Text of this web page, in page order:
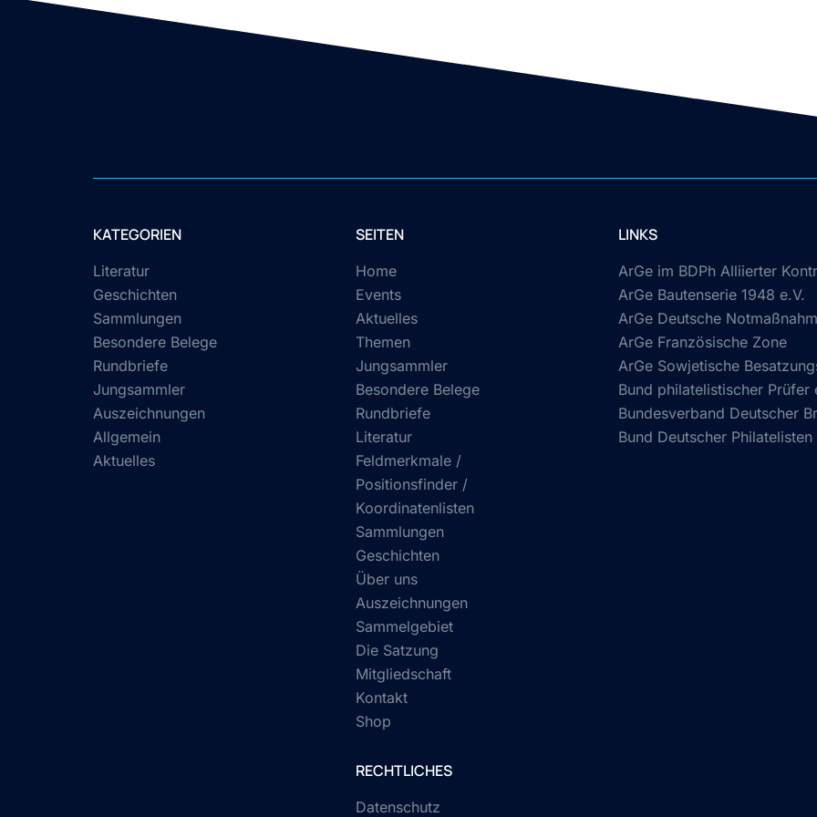
KATEGORIEN
Literatur
Geschichten
Sammlungen
Besondere Belege
Rundbriefe
Jungsammler
Auszeichnungen
Allgemein
Aktuelles
SEITEN
Home
Events
Aktuelles
Themen
Jungsammler
Besondere Belege
Rundbriefe
Literatur
Feldmerkmale /
Positionsfinder /
Koordinatenlisten
Sammlungen
Geschichten
Über uns
Auszeichnungen
Sammelgebiet
Die Satzung
Mitgliedschaft
Kontakt
Shop
RECHTLICHES
Datenschutz
LINKS
ArGe im BDPh Alliierter
ArGe Bautenserie 1948 e.V.
ArGe Deutsche
ArGe Französische Zone
ArGe Sowjetische
Bund philatelistischer Prüfer
Bundesverband Deutscher
Bund Deutscher Philatelisten